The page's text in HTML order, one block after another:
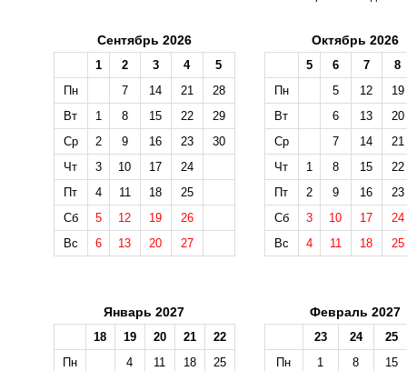
Сентябрь 2026
1 2 3 4
5
Пн
7 14 21
28
Вт
1 8 15 22
29
Ср
2 9 16 23
30
Чт
3 10 17
24
Пт
4 11 18
25
Сб
5 12 19
26
Вс
6 13 20 27
Октябрь 2026
5 6 7
8
Пн
5 12
19
Вт
6 13
20
Ср
7 14
21
Чт
1 8 15
22
Пт
2 9 16
23
Сб
3 10 17
24
Вс
4 11 18 25
Январь 2027
18 19 20 21
22
Пн
4 11 18
25
Февраль 2027
23 24
25
Пн
1 8
15